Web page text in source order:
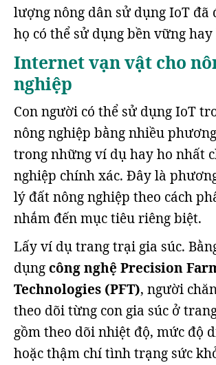
lượng nông dân sử dụng IoT đã
họ có thể sử dụng bền vững hay
Internet vạn vật cho
nghiệp
Con người có thể sử dụng IoT
nông nghiệp bằng nhiều
trong những ví dụ hay ho nhất
nghiệp chính xác. Đây là
lý đất nông nghiệp theo cách
nhắm đến mục tiêu riêng biệt.
Lấy ví dụ trang trại gia súc.
dụng công nghệ Precision
Technologies (PFT), người
theo dõi từng con gia súc ở
gồm theo dõi nhiệt độ, mức độ
hoặc thậm chí tình trạng sức